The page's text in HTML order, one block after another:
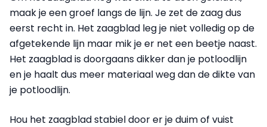
maak je een groef langs de lijn. Je zet de zaag dus
eerst recht in. Het zaagblad leg je niet volledig op de
afgetekende lijn maar mik je er net een beetje naast.
Het zaagblad is doorgaans dikker dan je potloodlijn
en je haalt dus meer materiaal weg dan de dikte van
je potloodlijn.
Hou het zaagblad stabiel door er je duim of vuist